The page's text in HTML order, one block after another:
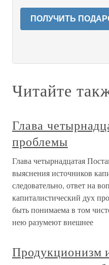
ПОЛУЧИТЬ
Читайте
Глава
проблемы
Глава четырнадцатая
выяснения источников
следовательно, ответ на
капиталистический дух
быть понимаема в том
нею разумеют внешнее
Продукционизм